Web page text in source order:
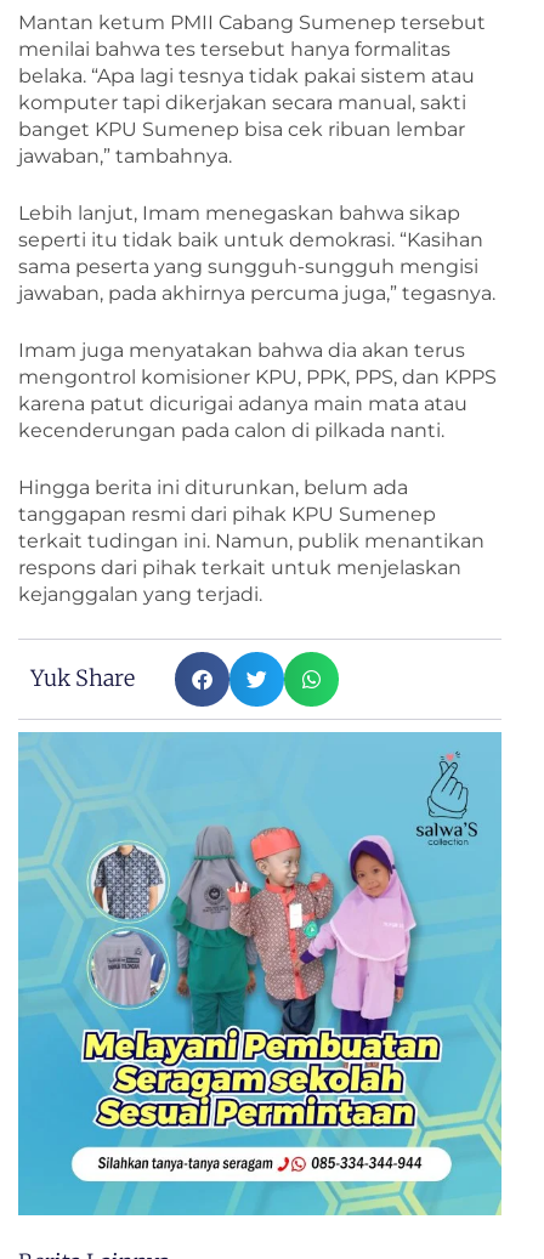
Mantan ketum PMII Cabang Sumenep tersebut
menilai bahwa tes tersebut hanya formalitas
belaka. “Apa lagi tesnya tidak pakai sistem atau
komputer tapi dikerjakan secara manual, sakti
banget KPU Sumenep bisa cek ribuan lembar
jawaban,” tambahnya.
Lebih lanjut, Imam menegaskan bahwa sikap
seperti itu tidak baik untuk demokrasi. “Kasihan
sama peserta yang sungguh-sungguh mengisi
jawaban, pada akhirnya percuma juga,” tegasnya.
Imam juga menyatakan bahwa dia akan terus
mengontrol komisioner KPU, PPK, PPS, dan KPPS
karena patut dicurigai adanya main mata atau
kecenderungan pada calon di pilkada nanti.
Hingga berita ini diturunkan, belum ada
tanggapan resmi dari pihak KPU Sumenep
terkait tudingan ini. Namun, publik menantikan
respons dari pihak terkait untuk menjelaskan
kejanggalan yang terjadi.
Yuk Share